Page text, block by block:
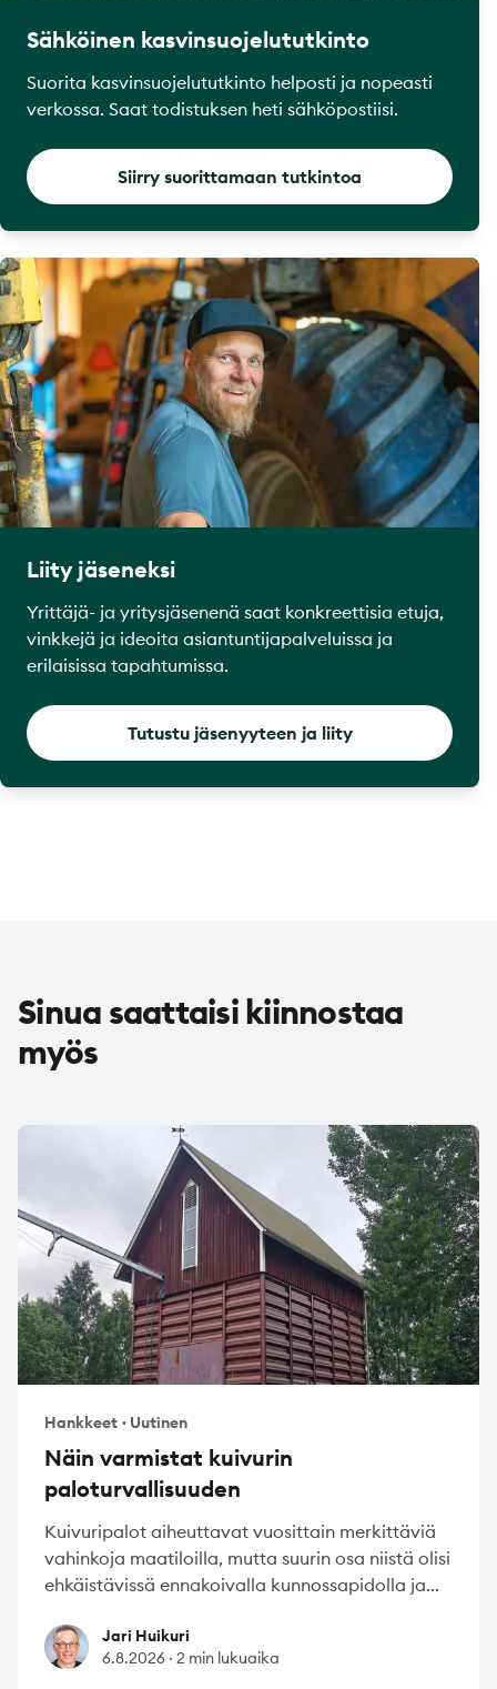
Sähköinen kasvinsuojelututkinto
Suorita kasvinsuojelututkinto helposti ja nopeasti
verkossa. Saat todistuksen heti sähköpostiisi.
Siirry suorittamaan tutkintoa
Liity jäseneksi
Yrittäjä- ja yritysjäsenenä saat konkreettisia etuja,
vinkkejä ja ideoita asiantuntijapalveluissa ja
erilaisissa tapahtumissa.
Tutustu jäsenyyteen ja liity
Sinua saattaisi kiinnostaa
myös
Hankkeet · Uutinen
Näin varmistat kuivurin
paloturvallisuuden
Kuivuripalot aiheuttavat vuosittain merkittäviä
vahinkoja maatiloilla, mutta suurin osa niistä olisi
ehkäistävissä ennakoivalla kunnossapidolla ja...
Jari HuikuriJari Huikuri
6.8.2026 · 2 min lukuaika